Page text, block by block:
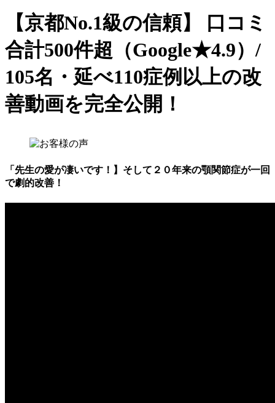
【京都No.1級の信頼】
口コミ
合計500件超（Google★4.9）/
105名・延べ110症例以上の改
善動画を完全公開！
「先生の愛が凄いです！】そして２０年来の顎関節症が一回
で劇的改善！